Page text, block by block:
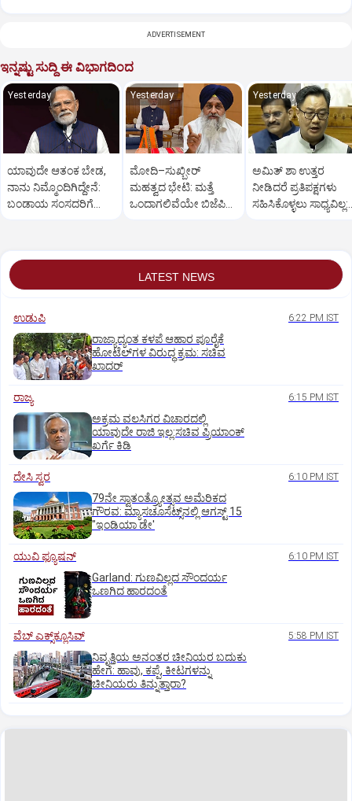
ADVERTISEMENT
ಇನ್ನಷ್ಟು ಸುದ್ದಿ ಈ ವಿಭಾಗದಿಂದ
Yesterday
ಯಾವುದೇ ಆತಂಕ ಬೇಡ,
ನಾನು ನಿಮ್ಮೊಂದಿಗಿದ್ದೇನೆ:
ಬಂಡಾಯ ಸಂಸದರಿಗೆ
Yesterday
ಮೋದಿ–ಸುಖ್ಬೀರ್
ಮಹತ್ವದ ಭೇಟಿ: ಮತ್ತೆ
ಒಂದಾಗಲಿವೆಯೇ ಬಿಜೆಪಿ–
Yesterday
ಅಮಿತ್ ಶಾ ಉತ್ತರ
ನೀಡಿದರೆ ಪ್ರತಿಪಕ್ಷಗಳು
ಸಹಿಸಿಕೊಳ್ಳಲು ಸಾಧ್ಯವಿಲ್ಲ:
LATEST NEWS
ಉಡುಪಿ 6:22 PM IST
ರಾಜ್ಯಾದ್ಯಂತ ಕಳಪೆ ಆಹಾರ ಪೂರೈಕೆ
ಹೋಟೆಲ್‌ಗಳ ವಿರುದ್ಧ ಕ್ರಮ: ಸಚಿವ
ಖಾದರ್
ರಾಜ್ಯ 6:15 PM IST
ಅಕ್ರಮ ವಲಸಿಗರ ವಿಚಾರದಲ್ಲಿ
ಯಾವುದೇ ರಾಜಿ ಇಲ್ಲ:ಸಚಿವ ಪ್ರಿಯಾಂಕ್
ಖರ್ಗೆ ಕಿಡಿ
ದೇಸಿ ಸ್ವರ 6:10 PM IST
79ನೇ ಸ್ವಾತಂತ್ರ್ಯೋತ್ಸವ ಅಮೆರಿಕದ
ಗೌರವ: ಮ್ಯಾಸಚೂಸೆಟ್ಸ್‌ನಲ್ಲಿ ಆಗಸ್ಟ್‌ 15
"ಇಂಡಿಯಾ ಡೇ'
ಯುವಿ ಫ್ಯೂಷನ್ 6:10 PM IST
Garland: ಗುಣವಿಲ್ಲದ ಸೌಂದರ್ಯ
ಒಣಗಿದ ಹಾರದಂತೆ
ವೆಬ್ ಎಕ್ಸ್‌ಕ್ಲೂಸಿವ್ 5:58 PM IST
ನಿವೃತ್ತಿಯ ಅನಂತರ ಚೀನಿಯರ ಬದುಕು
ಹೇಗೆ: ಹಾವು, ಕಪ್ಪೆ, ಕೀಟಗಳನ್ನು
ಚೀನಿಯರು ತಿನ್ನುತ್ತಾರಾ?